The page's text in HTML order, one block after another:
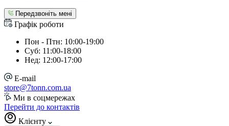
Передзвоніть мені
Графік роботи
Пон - Птн: 10:00-19:00
Суб: 11:00-18:00
Нед: 12:00-17:00
E-mail
store@7tonn.com.ua
Ми в соцмережах
Перейти до контактів
Клієнту